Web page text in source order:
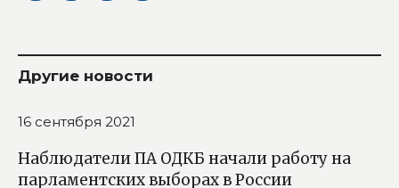
Другие новости
16 сентября 2021
Наблюдатели ПА ОДКБ начали работу на
парламентских выборах в России